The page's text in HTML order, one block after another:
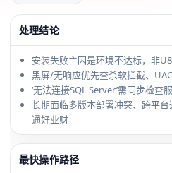
处理结论
安装失败主因是环境不达标，非
黑屏/无响应优先查杀软拦截、
‘无法连接SQL Server’需同步检
长期面临多版本部署冲突、跨平
通好业财
最快操作路径